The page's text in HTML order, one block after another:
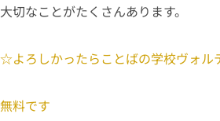
大切なことがたくさんあります。
☆よろしかったらことばの学校ヴォ
無料です